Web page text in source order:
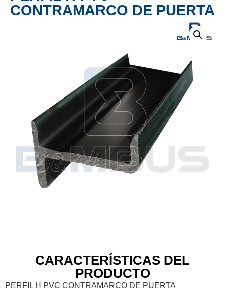
CONTRAMARCO DE PUERTA
CARACTERÍSTICAS DEL
PRODUCTO
PERFIL H PVC CONTRAMARCO DE PUERTA